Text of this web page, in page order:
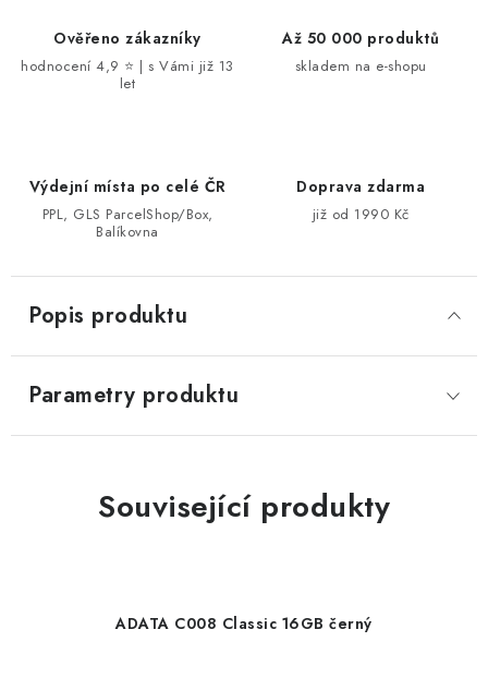
Ověřeno zákazníky
hodnocení 4,9 ⭐ | s Vámi již 13
let
Až 50 000 produktů
skladem na e-shopu
Výdejní místa po celé ČR
PPL, GLS ParcelShop/Box,
Balíkovna
Doprava zdarma
již od 1990 Kč
Popis produktu
Parametry produktu
Související produkty
ADATA C008 Classic 16GB černý